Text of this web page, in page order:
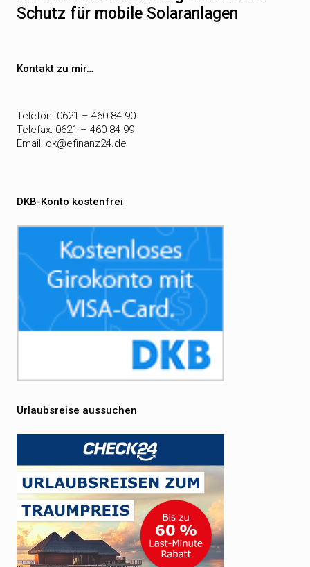
Schutz für mobile Solaranlagen
Kontakt zu mir…
Telefon: 0621 – 460 84 90
Telefax: 0621 – 460 84 99
Email: ok@efinanz24.de
DKB-Konto kostenfrei
Urlaubsreise aussuchen